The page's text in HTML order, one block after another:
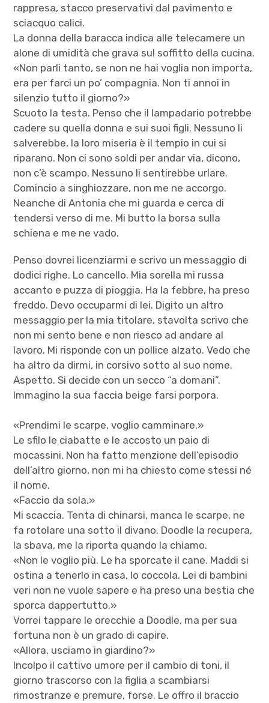
rappresa, stacco preservativi dal pavimento e
sciacquo calici.
La donna della baracca indica alle telecamere un
alone di umidità che grava sul soffitto della cucina.
«Non parli tanto, se non ne hai voglia non importa,
era per farci un po’ compagnia. Non ti annoi in
silenzio tutto il giorno?»
Scuoto la testa. Penso che il lampadario potrebbe
cadere su quella donna e sui suoi figli. Nessuno li
salverebbe, la loro miseria è il tempio in cui si
riparano. Non ci sono soldi per andar via, dicono,
non c’è scampo. Nessuno li sentirebbe urlare.
Comincio a singhiozzare, non me ne accorgo.
Neanche di Antonia che mi guarda e cerca di
tendersi verso di me. Mi butto la borsa sulla
schiena e me ne vado.
Penso dovrei licenziarmi e scrivo un messaggio di
dodici righe. Lo cancello. Mia sorella mi russa
accanto e puzza di pioggia. Ha la febbre, ha preso
freddo. Devo occuparmi di lei. Digito un altro
messaggio per la mia titolare, stavolta scrivo che
non mi sento bene e non riesco ad andare al
lavoro. Mi risponde con un pollice alzato. Vedo che
ha altro da dirmi, in corsivo sotto al suo nome.
Aspetto. Si decide con un secco “a domani”.
Immagino la sua faccia beige farsi porpora.
«Prendimi le scarpe, voglio camminare.»
Le sfilo le ciabatte e le accosto un paio di
mocassini. Non ha fatto menzione dell’episodio
dell’altro giorno, non mi ha chiesto come stessi né
il nome.
«Faccio da sola.»
Mi scaccia. Tenta di chinarsi, manca le scarpe, ne
fa rotolare una sotto il divano. Doodle la recupera,
la sbava, me la riporta quando la chiamo.
«Non le voglio più. Le ha sporcate il cane. Maddi si
ostina a tenerlo in casa, lo coccola. Lei di bambini
veri non ne vuole sapere e ha preso una bestia che
sporca dappertutto.»
Vorrei tappare le orecchie a Doodle, ma per sua
fortuna non è un grado di capire.
«Allora, usciamo in giardino?»
Incolpo il cattivo umore per il cambio di toni, il
giorno trascorso con la figlia a scambiarsi
rimostranze e premure, forse. Le offro il braccio